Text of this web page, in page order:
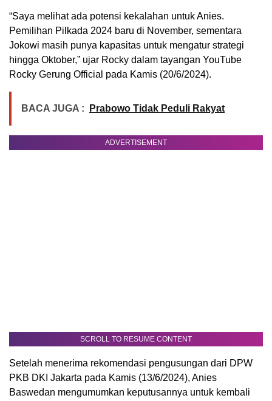
“Saya melihat ada potensi kekalahan untuk Anies.
Pemilihan Pilkada 2024 baru di November, sementara
Jokowi masih punya kapasitas untuk mengatur strategi
hingga Oktober,” ujar Rocky dalam tayangan YouTube
Rocky Gerung Official pada Kamis (20/6/2024).
BACA JUGA : Prabowo Tidak Peduli Rakyat
ADVERTISEMENT
SCROLL TO RESUME CONTENT
Setelah menerima rekomendasi pengusungan dari DPW
PKB DKI Jakarta pada Kamis (13/6/2024), Anies
Baswedan mengumumkan keputusannya untuk kembali